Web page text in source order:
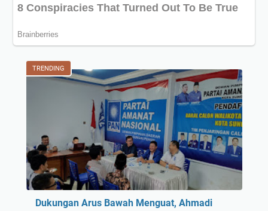
TRENDING
Dukungan Arus Bawah Menguat, Ahmadi